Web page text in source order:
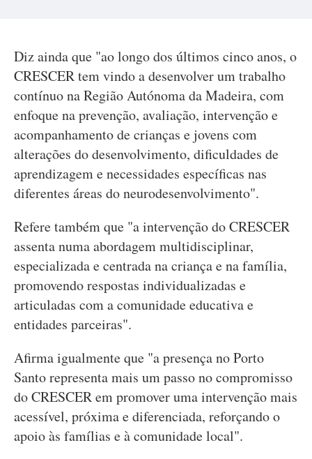
Diz ainda que "ao longo dos últimos cinco anos, o
CRESCER tem vindo a desenvolver um trabalho
contínuo na Região Autónoma da Madeira, com
enfoque na prevenção, avaliação, intervenção e
acompanhamento de crianças e jovens com
alterações do desenvolvimento, dificuldades de
aprendizagem e necessidades específicas nas
diferentes áreas do neurodesenvolvimento".
Refere também que "a intervenção do CRESCER
assenta numa abordagem multidisciplinar,
especializada e centrada na criança e na família,
promovendo respostas individualizadas e
articuladas com a comunidade educativa e
entidades parceiras".
Afirma igualmente que "a presença no Porto
Santo representa mais um passo no compromisso
do CRESCER em promover uma intervenção mais
acessível, próxima e diferenciada, reforçando o
apoio às famílias e à comunidade local".